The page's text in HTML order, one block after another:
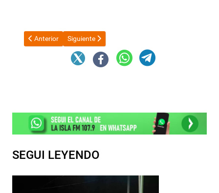
Artículo anterior: Javier Milei sin vueltas: "Ni en pedo se va
Anterior Artículo siguiente: Martín Menem defendió la
Siguiente
SEGUI LEYENDO